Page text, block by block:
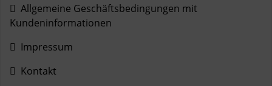
Allgemeine Geschäftsbedingungen mit
Kundeninformationen
Impressum
Kontakt